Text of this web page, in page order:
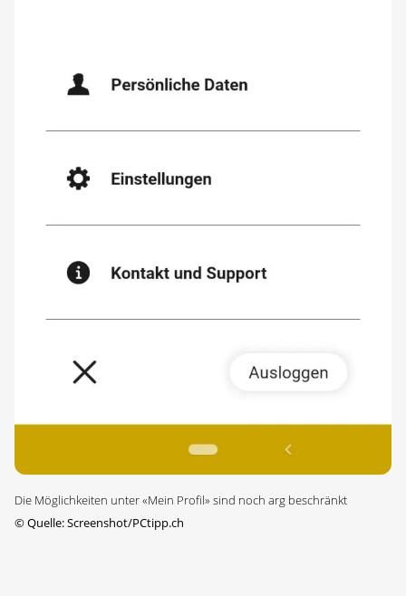
Die Möglichkeiten unter «Mein Profil» sind noch arg beschränkt
©Quelle: Screenshot/PCtipp.ch